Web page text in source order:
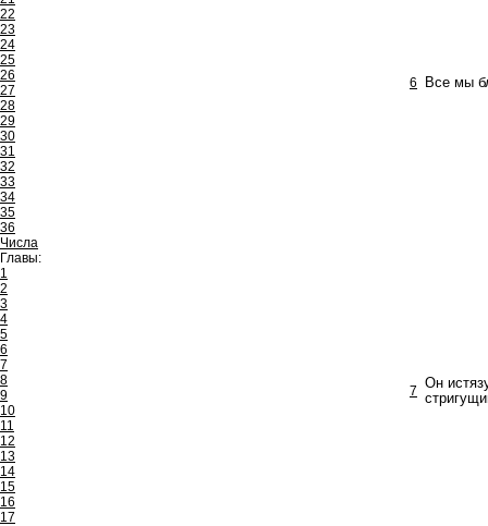
22
23
24
25
26
27
28
29
30
31
32
33
34
35
36
Числа
Главы:
1
2
3
4
5
6
7
8
9
10
11
12
13
14
15
16
17
6 Все мы
7 Он